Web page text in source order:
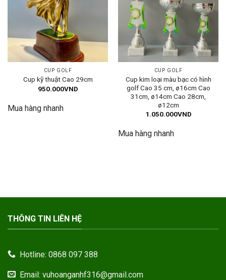
CUP GOLF
Cup kỹ thuật Cao 29cm
950.000VND
Mua hàng nhanh
CUP GOLF
Cup kim loại màu bạc có hình
golf Cao 35 cm, ø16cm Cao
31cm, ø14cm Cao 28cm,
ø12cm
1.050.000VND
Mua hàng nhanh
THÔNG TIN LIÊN HỆ
Hotline: 0868 097 388
Email: vuhoanganhf316@gmail.com